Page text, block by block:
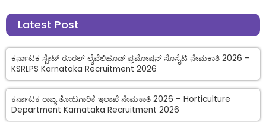
Latest Post
ಕರ್ನಾಟಕ ಸ್ಟೇಟ್ ರೂರಲ್ ಲೈವೆಲಿಹೂಡ್ ಪ್ರಮೋಷನ್ ಸೊಸೈಟಿ ನೇಮಕಾತಿ 2026 –
KSRLPS Karnataka Recruitment 2026
ಕರ್ನಾಟಕ ರಾಜ್ಯ ತೋಟಗಾರಿಕೆ ಇಲಾಖೆ ನೇಮಕಾತಿ 2026 – Horticulture
Department Karnataka Recruitment 2026